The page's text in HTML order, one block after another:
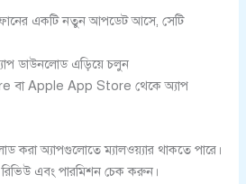
একটি নতুন আপডেট আসে, সেটি
ডাউনলোড এড়িয়ে চলুন
বা Apple App Store থেকে অ্যাপ
করা অ্যাপগুলোতে ম্যালওয়্যার থাকতে পারে।
এবং পারমিশন চেক করুন।